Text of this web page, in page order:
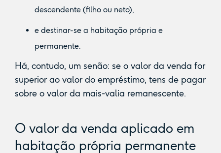
descendente (filho ou neto),
e destinar-se a habitação própria e
permanente.
Há, contudo, um senão: se o valor da venda for
superior ao valor do empréstimo, tens de pagar
sobre o valor da mais-valia remanescente.
O valor da venda aplicado em
habitação própria permanente